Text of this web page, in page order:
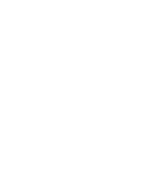
Ure: la
Plaza por la
una